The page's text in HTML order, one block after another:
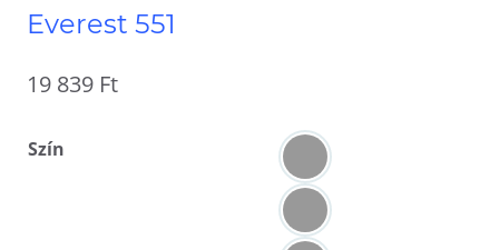
Everest 551
19 839 Ft
Szín